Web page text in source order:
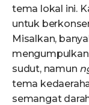
tema lokal ini.
untuk
Misalkan,
sudut, namun
tema
semangat